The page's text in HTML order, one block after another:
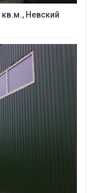
Невский